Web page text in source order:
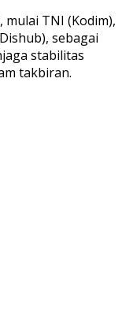
TNI (Kodim),
sebagai
stabilitas
takbiran.